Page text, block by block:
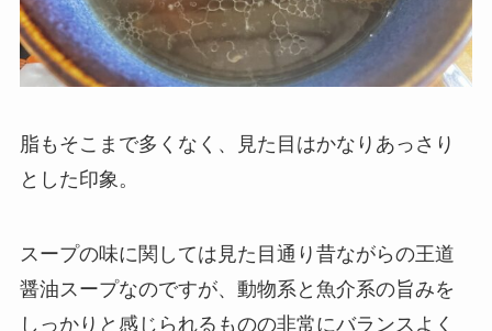
脂もそこまで多くなく、見た目はかなりあっさり
とした印象。
スープの味に関しては見た目通り昔ながらの王道
醤油スープなのですが、動物系と魚介系の旨みを
しっかりと感じられるものの非常にバランスよく